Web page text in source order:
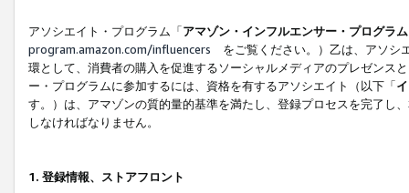
アソシエイト・プログラム「アマゾン・インフルエンサー・プログラム
program.amazon.com/influencers をご覧ください。）乙は、アソシ
環として、消費者の購入を促進するソーシャルメディアのプレゼンス
ー・プログラムに参加するには、資格を有するアソシエイト（以下「
す。）は、アマゾンの質的量的基準を満たし、登録プロセスを完了し、
しなければなりません。
1. 登録情報、ストアフロント